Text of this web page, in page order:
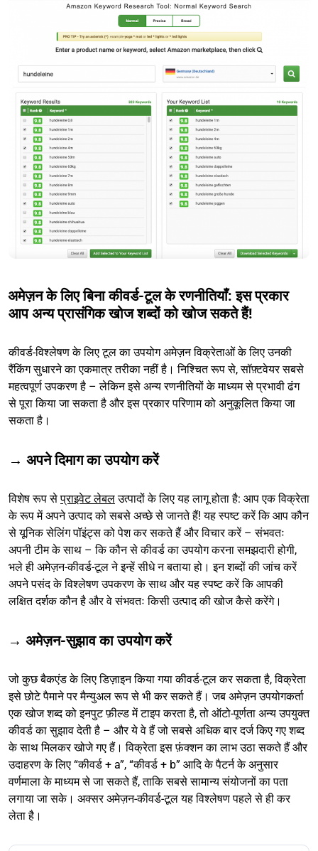
अमेज़न के लिए बिना कीवर्ड-टूल के रणनीतियाँ: इस प्रकार
आप अन्य प्रासंगिक खोज शब्दों को खोज सकते हैं!
कीवर्ड-विश्लेषण के लिए टूल का उपयोग अमेज़न विक्रेताओं के लिए उनकी
रैंकिंग सुधारने का एकमात्र तरीका नहीं है। निश्चित रूप से, सॉफ़्टवेयर सबसे
महत्वपूर्ण उपकरण है – लेकिन इसे अन्य रणनीतियों के माध्यम से प्रभावी ढंग
से पूरा किया जा सकता है और इस प्रकार परिणाम को अनुकूलित किया जा
सकता है।
→ अपने दिमाग का उपयोग करें
विशेष रूप सेप्राइवेट लेबलउत्पादों के लिए यह लागू होता है: आप एक विक्रेता
के रूप में अपने उत्पाद को सबसे अच्छे से जानते हैं! यह स्पष्ट करें कि आप कौन
से यूनिक सेलिंग पॉइंट्स को पेश कर सकते हैं और विचार करें – संभवतः
अपनी टीम के साथ – कि कौन से कीवर्ड का उपयोग करना समझदारी होगी,
भले ही अमेज़न-कीवर्ड-टूल ने इन्हें सीधे न बताया हो। इन शब्दों की जांच करें
अपने पसंद के विश्लेषण उपकरण के साथ और यह स्पष्ट करें कि आपकी
लक्षित दर्शक कौन है और वे संभवतः किसी उत्पाद की खोज कैसे करेंगे।
→ अमेज़न-सुझाव का उपयोग करें
जो कुछ बैकएंड के लिए डिज़ाइन किया गया कीवर्ड-टूल कर सकता है, विक्रेता
इसे छोटे पैमाने पर मैन्युअल रूप से भी कर सकते हैं। जब अमेज़न उपयोगकर्ता
एक खोज शब्द को इनपुट फ़ील्ड में टाइप करता है, तो ऑटो-पूर्णता अन्य उपयुक्त
कीवर्ड का सुझाव देती है – और ये वे हैं जो सबसे अधिक बार दर्ज किए गए शब्द
के साथ मिलकर खोजे गए हैं। विक्रेता इस फ़ंक्शन का लाभ उठा सकते हैं और
उदाहरण के लिए “कीवर्ड + a”, “कीवर्ड + b” आदि के पैटर्न के अनुसार
वर्णमाला के माध्यम से जा सकते हैं, ताकि सबसे सामान्य संयोजनों का पता
लगाया जा सके। अक्सर अमेज़न-कीवर्ड-टूल यह विश्लेषण पहले से ही कर
लेता है।